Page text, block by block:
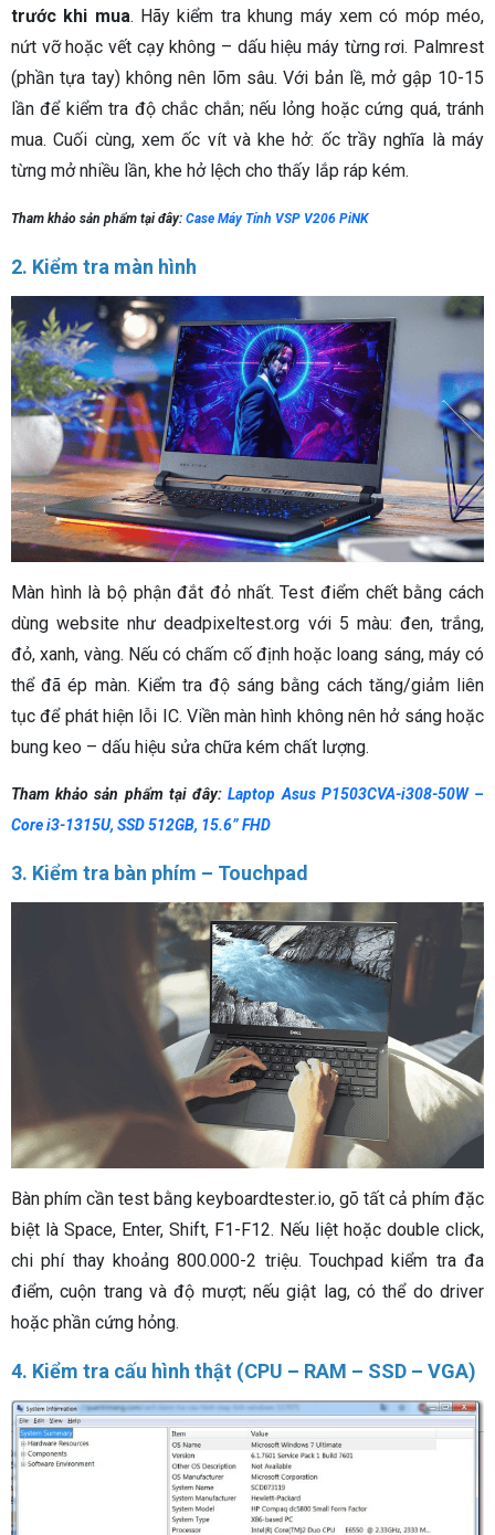
trước khi mua. Hãy kiểm tra khung máy xem có móp méo,
nứt vỡ hoặc vết cạy không – dấu hiệu máy từng rơi. Palmrest
(phần tựa tay) không nên lõm sâu. Với bản lề, mở gập 10-15
lần để kiểm tra độ chắc chắn; nếu lỏng hoặc cứng quá, tránh
mua. Cuối cùng, xem ốc vít và khe hở: ốc trầy nghĩa là máy
từng mở nhiều lần, khe hở lệch cho thấy lắp ráp kém.
Tham khảo sản phẩm tại đây: Case Máy Tính VSP V206 PiNK
2. Kiểm tra màn hình
Màn hình là bộ phận đắt đỏ nhất. Test điểm chết bằng cách
dùng website như deadpixeltest.org với 5 màu: đen, trắng,
đỏ, xanh, vàng. Nếu có chấm cố định hoặc loang sáng, máy có
thể đã ép màn. Kiểm tra độ sáng bằng cách tăng/giảm liên
tục để phát hiện lỗi IC. Viền màn hình không nên hở sáng hoặc
bung keo – dấu hiệu sửa chữa kém chất lượng.
Tham khảo sản phẩm tại đây:Laptop Asus P1503CVA-i308-50W –
Core i3-1315U, SSD 512GB, 15.6” FHD
3. Kiểm tra bàn phím – Touchpad
Bàn phím cần test bằng keyboardtester.io, gõ tất cả phím đặc
biệt là Space, Enter, Shift, F1-F12. Nếu liệt hoặc double click,
chi phí thay khoảng 800.000-2 triệu. Touchpad kiểm tra đa
điểm, cuộn trang và độ mượt; nếu giật lag, có thể do driver
hoặc phần cứng hỏng.
4. Kiểm tra cấu hình thật (CPU – RAM – SSD – VGA)